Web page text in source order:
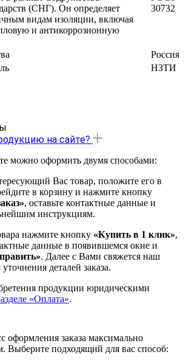
(СНГ). Он определяет
видам изоляции, включая
и антикоррозионную
30732
Россия
НЗТИ
на сайте?
можно оформить двумя способами:
Вас товар, положите его в
в корзину и нажмите кнопку
, оставьте контактные данные и
инструкциям.
нажмите кнопку «Купить в 1 клик»,
данные в появившемся окне и
. Далее с Вами свяжется наш
деталей заказа.
продукции юридическими
«Оплата».
оформления заказа максимально
Выберите подходящий для вас способ: